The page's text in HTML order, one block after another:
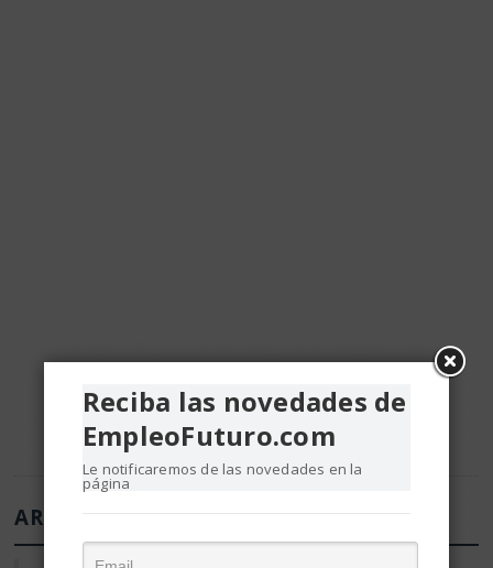
ARTÍCULOS DE EMPLEO Y RRHH
Reciba las novedades de
EmpleoFuturo.com
Le notificaremos de las novedades en la
página